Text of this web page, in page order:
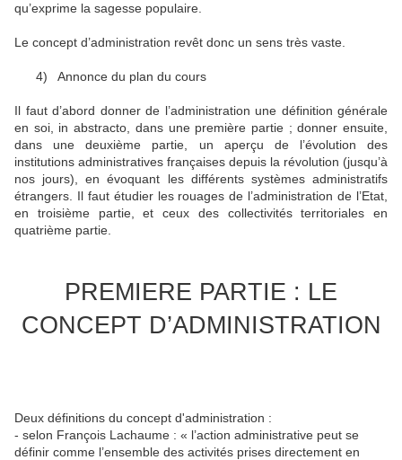
qu’exprime la sagesse populaire.
Le concept d’administration revêt donc un sens très vaste.
4) Annonce du plan du cours
Il faut d’abord donner de l’administration une définition générale
en soi, in abstracto, dans une première partie ; donner ensuite,
dans une deuxième partie, un aperçu de l’évolution des
institutions administratives françaises depuis la révolution (jusqu’à
nos jours), en évoquant les différents systèmes administratifs
étrangers. Il faut étudier les rouages de l’administration de l’Etat,
en troisième partie, et ceux des collectivités territoriales en
quatrième partie.
PREMIERE PARTIE : LE
CONCEPT D’ADMINISTRATION
Deux définitions du concept d'administration :
- selon François Lachaume : « l’action administrative peut se
définir comme l’ensemble des activités prises directement en